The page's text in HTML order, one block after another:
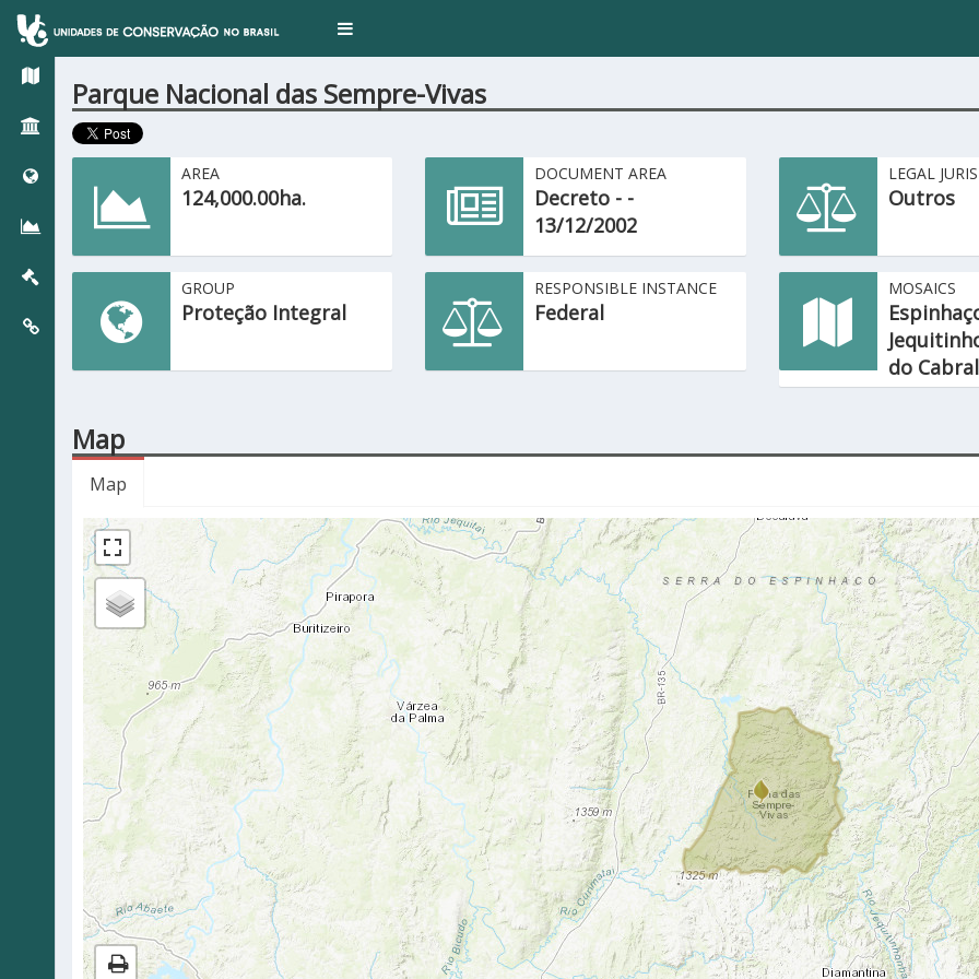
Toggle
Parque Nacional das Sempre-Vivas
AREA
124,000.00ha.
DOCUMENT AREA
Decreto - -
13/12/2002
LEGAL
Outros
GROUP
Proteção Integral
RESPONSIBLE INSTANCE
Federal
MOSAICS
do Cabral
Map
Map